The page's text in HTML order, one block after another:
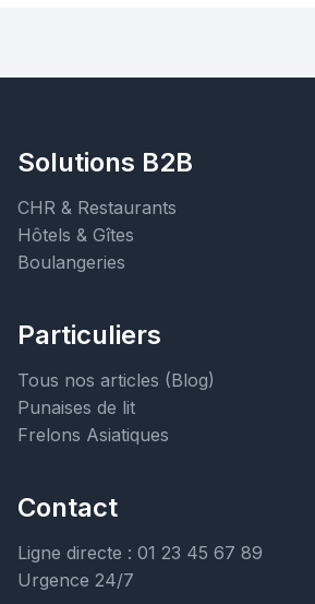
Solutions B2B
CHR & Restaurants
Hôtels & Gîtes
Boulangeries
Particuliers
Tous nos articles (Blog)
Punaises de lit
Frelons Asiatiques
Contact
Ligne directe : 01 23 45 67 89
Urgence 24/7